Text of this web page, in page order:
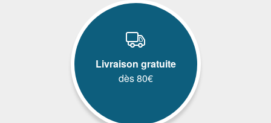
Livraison gratuite
dès 80€